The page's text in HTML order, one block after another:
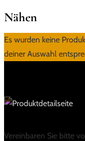
Nähen
Es wurden keine
deiner Auswahl
Vereinbaren Sie bitte